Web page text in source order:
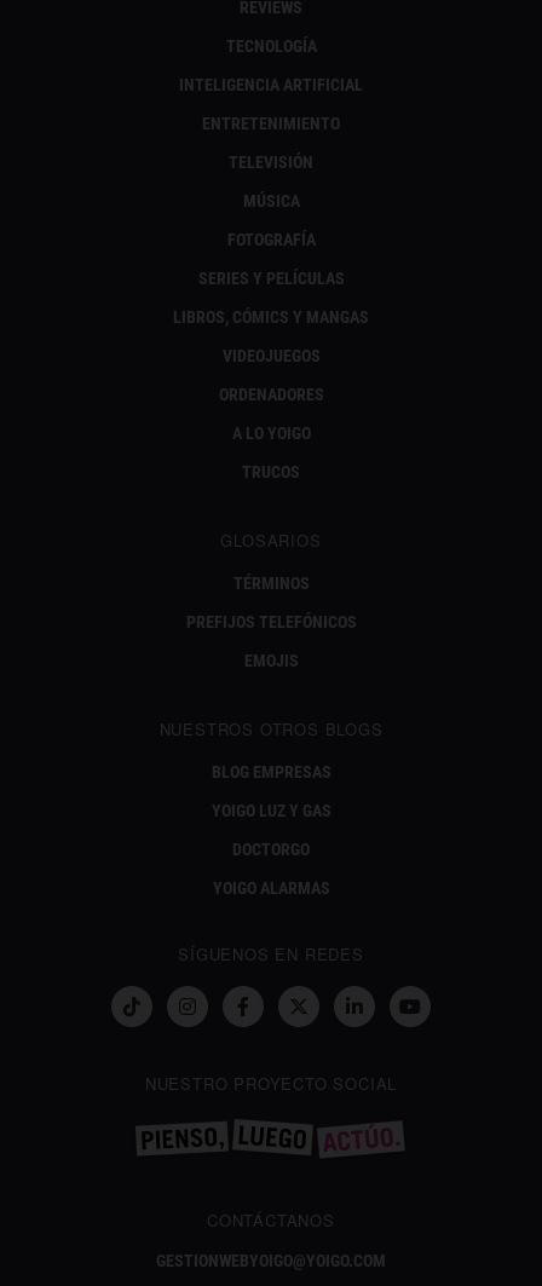
REVIEWS
TECNOLOGÍA
INTELIGENCIA ARTIFICIAL
ENTRETENIMIENTO
TELEVISIÓN
MÚSICA
FOTOGRAFÍA
SERIES Y PELÍCULAS
LIBROS, CÓMICS Y MANGAS
VIDEOJUEGOS
ORDENADORES
A LO YOIGO
TRUCOS
GLOSARIOS
TÉRMINOS
PREFIJOS TELEFÓNICOS
EMOJIS
NUESTROS OTROS BLOGS
BLOG EMPRESAS
YOIGO LUZ Y GAS
DOCTORGO
YOIGO ALARMAS
SÍGUENOS EN REDES
NUESTRO PROYECTO SOCIAL
CONTÁCTANOS
GESTIONWEBYOIGO@YOIGO.COM